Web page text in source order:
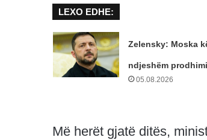
LEXO EDHE:
Zelensky: Moska
ndjeshëm
05.08.2026
Më herët gjatë ditës,